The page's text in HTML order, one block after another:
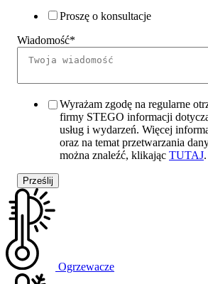
Proszę o konsultacje
Wiadomość*
Wyrażam zgodę na regularne
firmy STEGO informacji
usług i wydarzeń. Więcej
oraz na temat przetwarzania
można znaleźć, klikając TUTAJ.
Ogrzewacze